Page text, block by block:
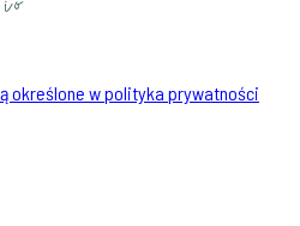
określone w polityka prywatności